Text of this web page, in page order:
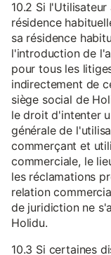
10.2 Si
résidence
sa résidence
l'introduction de
pour tous les
indirectement de
siège social de
le droit d'intenter
générale de
commerçant et
commerciale, le
les réclamations
relation
de juridiction ne
Holidu.
10.3 Si certaines